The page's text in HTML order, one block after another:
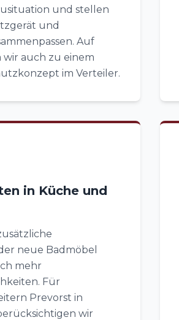
und stellen
und
Auf
auch zu einem
im Verteiler.
in Küche und
neue Badmöbel
mehr
Für
Prevorst in
wir